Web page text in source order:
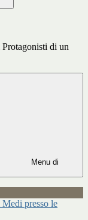
di un
Menu di
presso le